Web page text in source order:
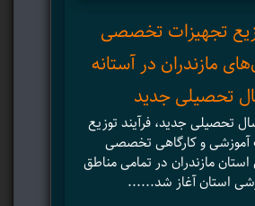
تجهیزات تخصصی
مازندران در آستانه
تحصیلی جدید
تحصیلی جدید، فرآیند توزیع
آموزشی و کارگاهی تخصصی
مازندران در تمامی مناطق
استان آغاز شد......